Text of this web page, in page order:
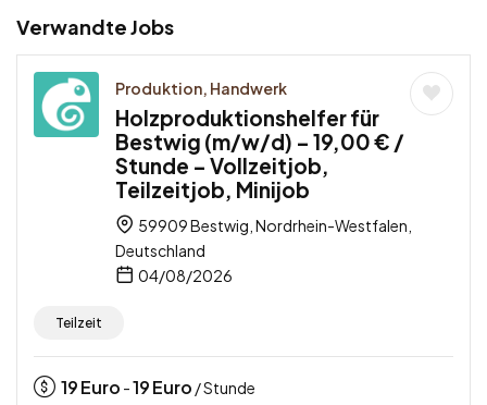
Verwandte Jobs
Produktion, Handwerk
Holzproduktionshelfer für
Bestwig (m/w/d) – 19,00 € /
Stunde – Vollzeitjob,
Teilzeitjob, Minijob
59909 Bestwig, Nordrhein-Westfalen,
Deutschland
04/08/2026
Teilzeit
19Euro -19Euro / Stunde